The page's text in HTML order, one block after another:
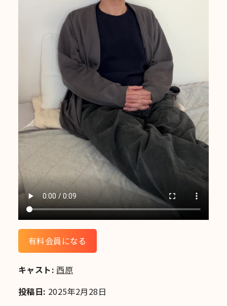
有料会員になる
キャスト: 西原
投稿日: 2025年2月28日